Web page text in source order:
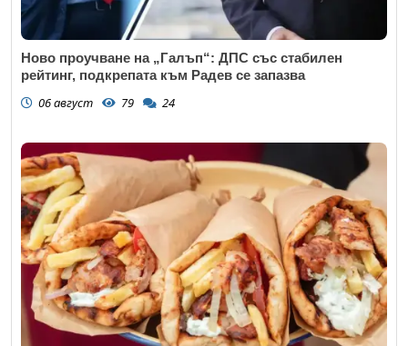
Ново проучване на „Галъп“: ДПС със стабилен
рейтинг, подкрепата към Радев се запазва
06 август 79 24